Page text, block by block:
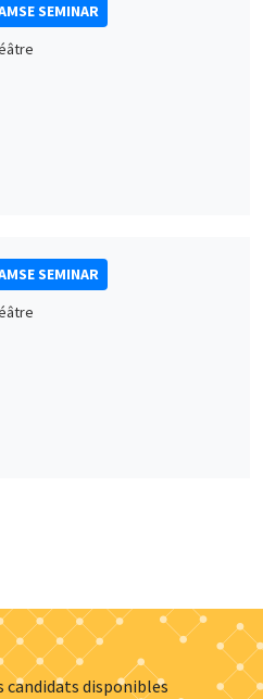
SEMINAR
SEMINAR
candidats disponibles